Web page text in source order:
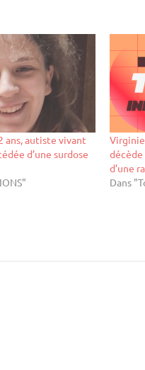
ans, autiste vivant
d’une surdose
d’une
Dans